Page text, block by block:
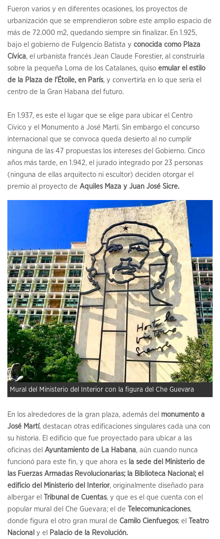
Fueron varios y en diferentes ocasiones, los proyectos de
urbanización que se emprendieron sobre este amplio espacio de
más de 72.000 m2, quedando siempre sin finalizar. En 1.925,
bajo el gobierno de Fulgencio Batista y conocida como Plaza
Cívica, el urbanista francés Jean Claude Forestier, al construirla
sobre la pequeña Loma de los Catalanes, quiso emular el estilo
de la Plaza de l'Étoile, en París, y convertirla en lo que sería el
centro de la Gran Habana del futuro.
En 1.937, es este el lugar que se elige para ubicar el Centro
Cívico y el Monumento a José Martí. Sin embargo el concurso
internacional que se convoca queda desierto al no cumplir
ninguna de las 47 propuestas los intereses del Gobierno. Cinco
años más tarde, en 1.942, el jurado integrado por 23 personas
(ninguna de ellas arquitecto ni escultor) deciden otorgar el
premio al proyecto de Aquiles Maza y Juan José Sicre.
Mural del Ministerio del Interior con la figura del Che Guevara
En los alrededores de la gran plaza, además del monumento a
José Martí, destacan otras edificaciones singulares cada una con
su historia. El edificio que fue proyectado para ubicar a las
oficinas del Ayuntamiento de La Habana, aún cuando nunca
funcionó para este fin, y que ahora es la sede del Ministerio de
las Fuerzas Armadas Revolucionarias; la Biblioteca Nacional; el
edificio del Ministerio del Interior, originalmente diseñado para
albergar el
Tribunal de Cuentas, y que es el que cuenta con el
popular mural del Che Guevara; el de
Telecomunicaciones,
donde figura el otro gran mural de Camilo Cienfuegos; el
Teatro
Nacional y el Palacio de la Revolución.